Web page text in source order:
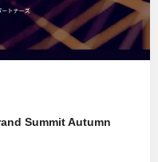
Summit Autumn